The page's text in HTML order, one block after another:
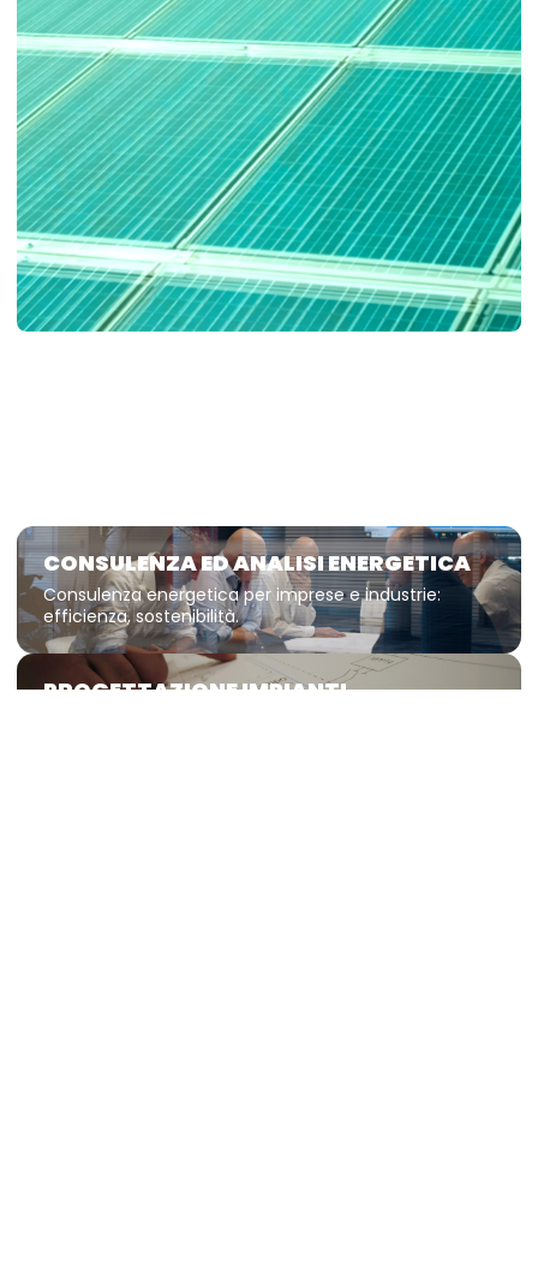
CONSULENZA ED ANALISI ENERGETICA
Consulenza energetica per imprese e industrie:
efficienza, sostenibilità.
PROGETTAZIONE IMPIANTI